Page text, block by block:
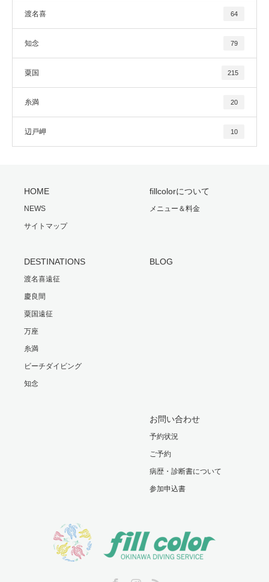
渡名喜 64
知念 79
粟国 215
糸満 20
辺戸岬 10
HOME
NEWS
サイトマップ
fillcolorについて
メニュー＆料金
DESTINATIONS
渡名喜遠征
慶良間
粟国遠征
万座
糸満
ビーチダイビング
知念
BLOG
お問い合わせ
予約状況
ご予約
病歴・診断書について
参加申込書